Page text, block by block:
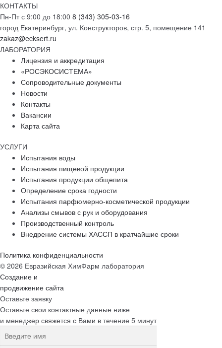
КОНТАКТЫ
Пн-Пт с 9:00 до 18:00 8 (343) 305-03-16
город Екатеринбург, ул. Конструкторов, стр. 5, помещение 141
zakaz@ecksert.ru
ЛАБОРАТОРИЯ
Лицензия и аккредитация
«РОСЭКОСИСТЕМА»
Сопроводительные документы
Новости
Контакты
Вакансии
Карта сайта
УСЛУГИ
Испытания воды
Испытания пищевой продукции
Испытания продукции общепита
Определение срока годности
Испытания парфюмерно-косметической продукции
Анализы смывов с рук и оборудования
Производственный контроль
Внедрение системы ХАССП в кратчайшие сроки
Политика конфиденциальности
© 2026 Евразийская ХимФарм лаборатория
Создание и
продвижение сайта
Оставьте заявку
Оставьте свои контактные данные ниже
и менеджер свяжется с Вами в течение 5 минут